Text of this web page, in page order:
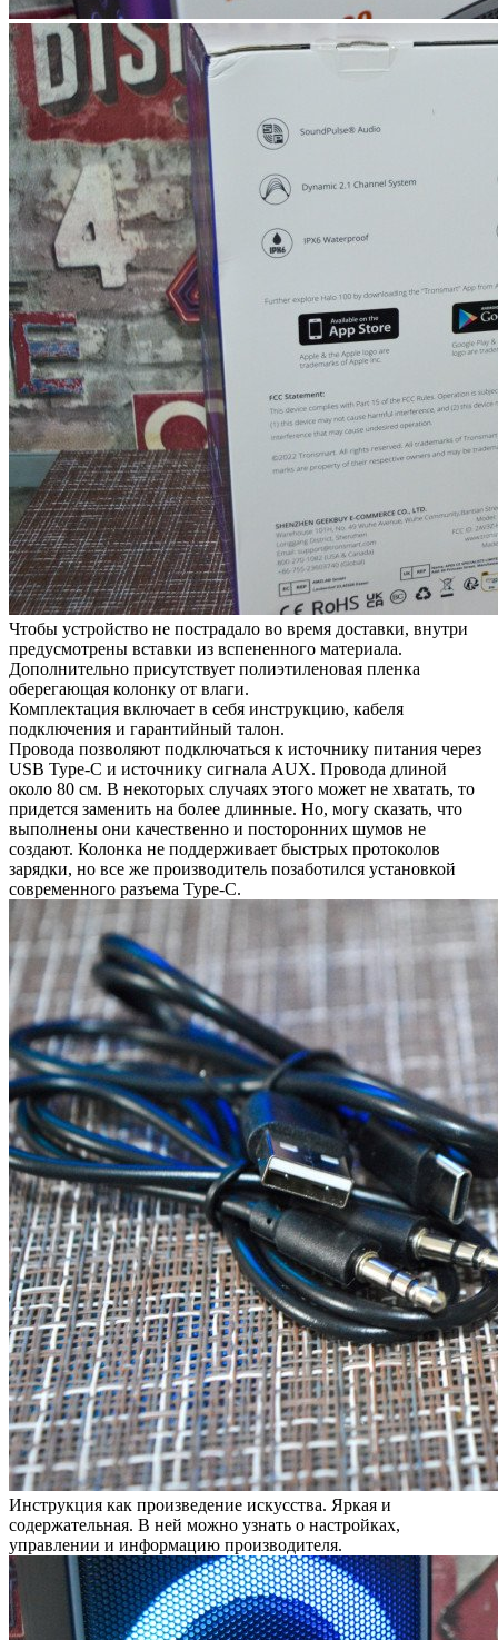
Чтобы устройство не пострадало во время доставки, внутри
предусмотрены вставки из вспененного материала.
Дополнительно присутствует полиэтиленовая пленка
оберегающая колонку от влаги.
Комплектация включает в себя инструкцию, кабеля
подключения и гарантийный талон.
Провода позволяют подключаться к источнику питания через
USB Type-C и источнику сигнала AUX. Провода длиной
около 80 см. В некоторых случаях этого может не хватать, то
придется заменить на более длинные. Но, могу сказать, что
выполнены они качественно и посторонних шумов не
создают. Колонка не поддерживает быстрых протоколов
зарядки, но все же производитель позаботился установкой
современного разъема Type-C.
Инструкция как произведение искусства. Яркая и
содержательная. В ней можно узнать о настройках,
управлении и информацию производителя.